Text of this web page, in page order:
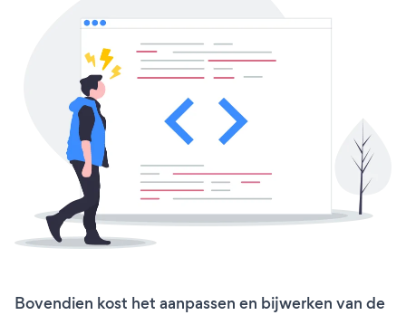
Bovendien kost het aanpassen en bijwerken van de